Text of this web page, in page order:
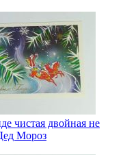
чистая двойная не
Мороз